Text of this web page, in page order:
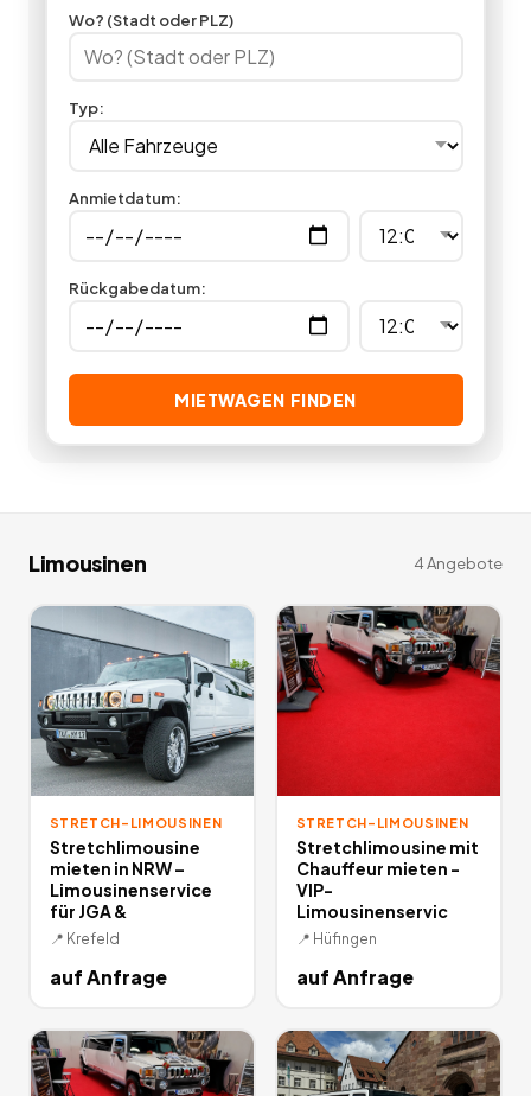
Angebotedeutschlandweit.
Wo? (Stadt oder PLZ)
Typ:
Anmietdatum:
Rückgabedatum:
MIETWAGEN FINDEN
Limousinen 4Angebote
STRETCH-LIMOUSINEN
Stretchlimousine
mieten in NRW –
Limousinenservice
für JGA &
📍 Krefeld
auf Anfrage
STRETCH-LIMOUSINEN
Stretchlimousine mit
Chauffeur mieten -
VIP-
Limousinenservic
📍 Hüfingen
auf Anfrage